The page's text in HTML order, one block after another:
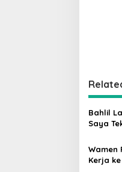
Bahlil
Saya
Wamen
Kerja